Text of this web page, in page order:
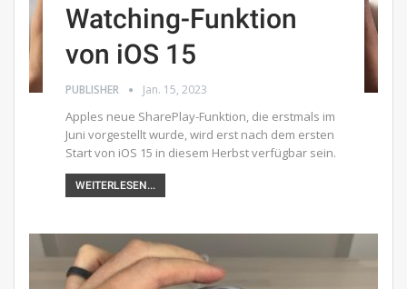
Watching-Funktion
von iOS 15
PUBLISHER Jan. 15, 2023
Apples neue SharePlay-Funktion, die erstmals im
Juni vorgestellt wurde, wird erst nach dem ersten
Start von iOS 15 in diesem Herbst verfügbar sein.
WEITERLESEN...